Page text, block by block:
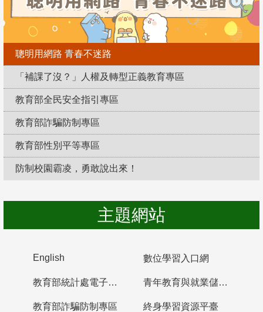
聰明用網路 青春不迷路
「補課了沒？」人權及轉型正義教育專區
教育部全民安全指引專區
教育部詐騙防制專區
教育部性別平等專區
防制校園霸凌，勇敢說出來！
主題網站
English 數位學習入口網
教育部統計處電子書櫃 青年教育與就業儲蓄帳戶
教育部詐騙防制專區 終身學習資源平臺